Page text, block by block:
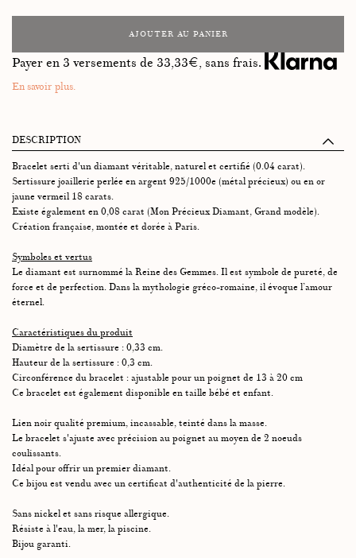
AJOUTER AU PANIER
Payer en 3 versements de 33,33€, sans frais.
En savoir plus.
DESCRIPTION
Bracelet serti d'un diamant véritable, naturel et certifié (0.04 carat).
Sertissure joaillerie perlée en argent 925/1000e (métal précieux) ou en or
jaune vermeil 18 carats.
Existe également en 0,08 carat (Mon Précieux Diamant, Grand modèle).
Création française, montée et dorée à Paris.
Symboles et vertus
Le diamant est surnommé la Reine des Gemmes. Il est symbole de pureté, de
force et de perfection. Dans la mythologie gréco-romaine, il évoque l’amour
éternel.
Caractéristiques du produit
Diamètre de la sertissure : 0,33 cm.
Hauteur de la sertissure : 0,3 cm.
Circonférence du bracelet : ajustable pour un poignet de 13 à 20 cm
Ce bracelet est également disponible en taille bébé et enfant.
Lien noir qualité premium, incassable, teinté dans la masse.
Le bracelet s'ajuste avec précision au poignet au moyen de 2 noeuds
coulissants.
Idéal pour offrir un premier diamant.
Ce bijou est vendu avec un certificat d'authenticité de la pierre.
Sans nickel et sans risque allergique.
Résiste à l'eau, la mer, la piscine.
Bijou garanti.